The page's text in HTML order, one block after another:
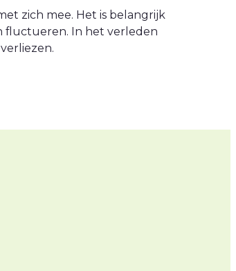
zich mee. Het is belangrijk
fluctueren. In het verleden